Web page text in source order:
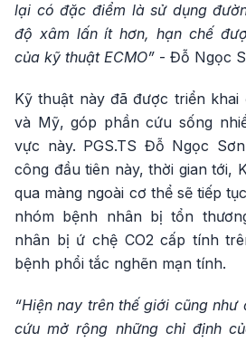
lại có đặc điểm là sử dụng
độ xâm lấn ít hơn, hạn chế
của kỹ thuật ECMO” - Đỗ Ngọc
Kỹ thuật này đã được triển
và Mỹ, góp phần cứu sống
vực này. PGS.TS Đỗ Ngọc
công đầu tiên này, thời gian tới,
qua màng ngoài cơ thể sẽ tiếp
nhóm bệnh nhân bị tổn
nhân bị ứ chệ CO2 cấp tính
bệnh phổi tắc nghẽn mạn tính.
“Hiện nay trên thế giới cũng như
cứu mở rộng những chỉ định